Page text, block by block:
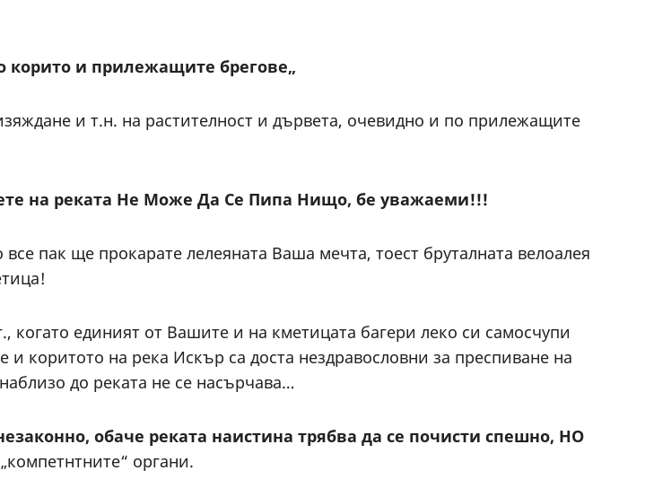
корито и прилежащите брегове„
и т.н. на растителност и дървета, очевидно и по прилежащите
на реката Не Може Да Се Пипа Нищо, бе уважаеми!!!
пак ще прокарате лелеяната Ваша мечта, тоест бруталната велоалея
когато единият от Вашите и на кметицата багери леко си самосчупи
коритото на река Искър са доста нездравословни за преспиване на
до реката не се насърчава…
обаче реката наистина трябва да се почисти спешно, НО
органи.